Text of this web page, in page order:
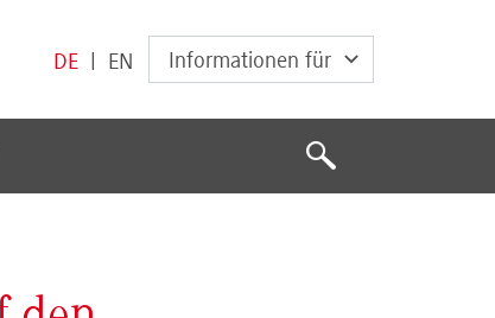
DE EN Informationen für
Suche
Suche